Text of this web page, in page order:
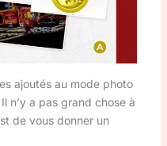
ajoutés au mode photo
n’y a pas grand chose à
de vous donner un